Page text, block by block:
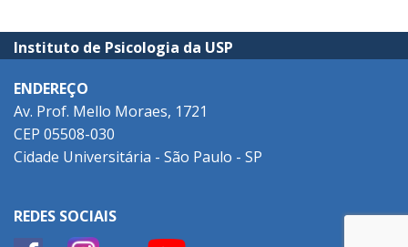
Instituto de Psicologia da USP
ENDEREÇO
Av. Prof. Mello Moraes, 1721
CEP 05508-030
Cidade Universitária - São Paulo - SP
REDES SOCIAIS